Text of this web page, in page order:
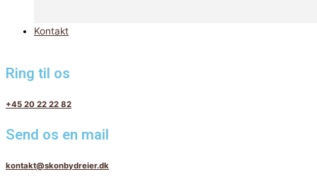
Kontakt
Ring til os
+45 20 22 22 82
Send os en mail
kontakt@skonbydreier.dk